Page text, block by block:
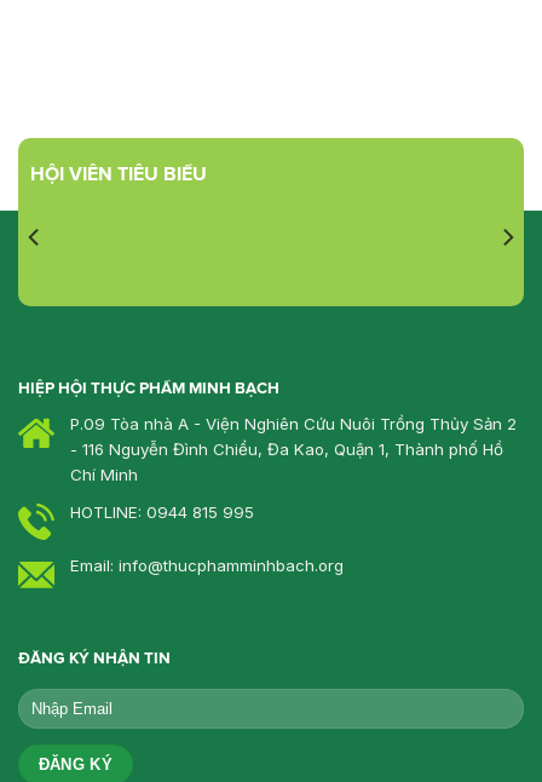
HỘI VIÊN TIÊU BIỂU
HIỆP HỘI THỰC PHẨM MINH BẠCH
P.09 Tòa nhà A - Viện Nghiên Cứu Nuôi Trồng Thủy Sản 2
- 116 Nguyễn Đình Chiểu, Đa Kao, Quận 1, Thành phố Hồ
Chí Minh
HOTLINE: 0944 815 995
Email: info@thucphamminhbach.org
ĐĂNG KÝ NHẬN TIN